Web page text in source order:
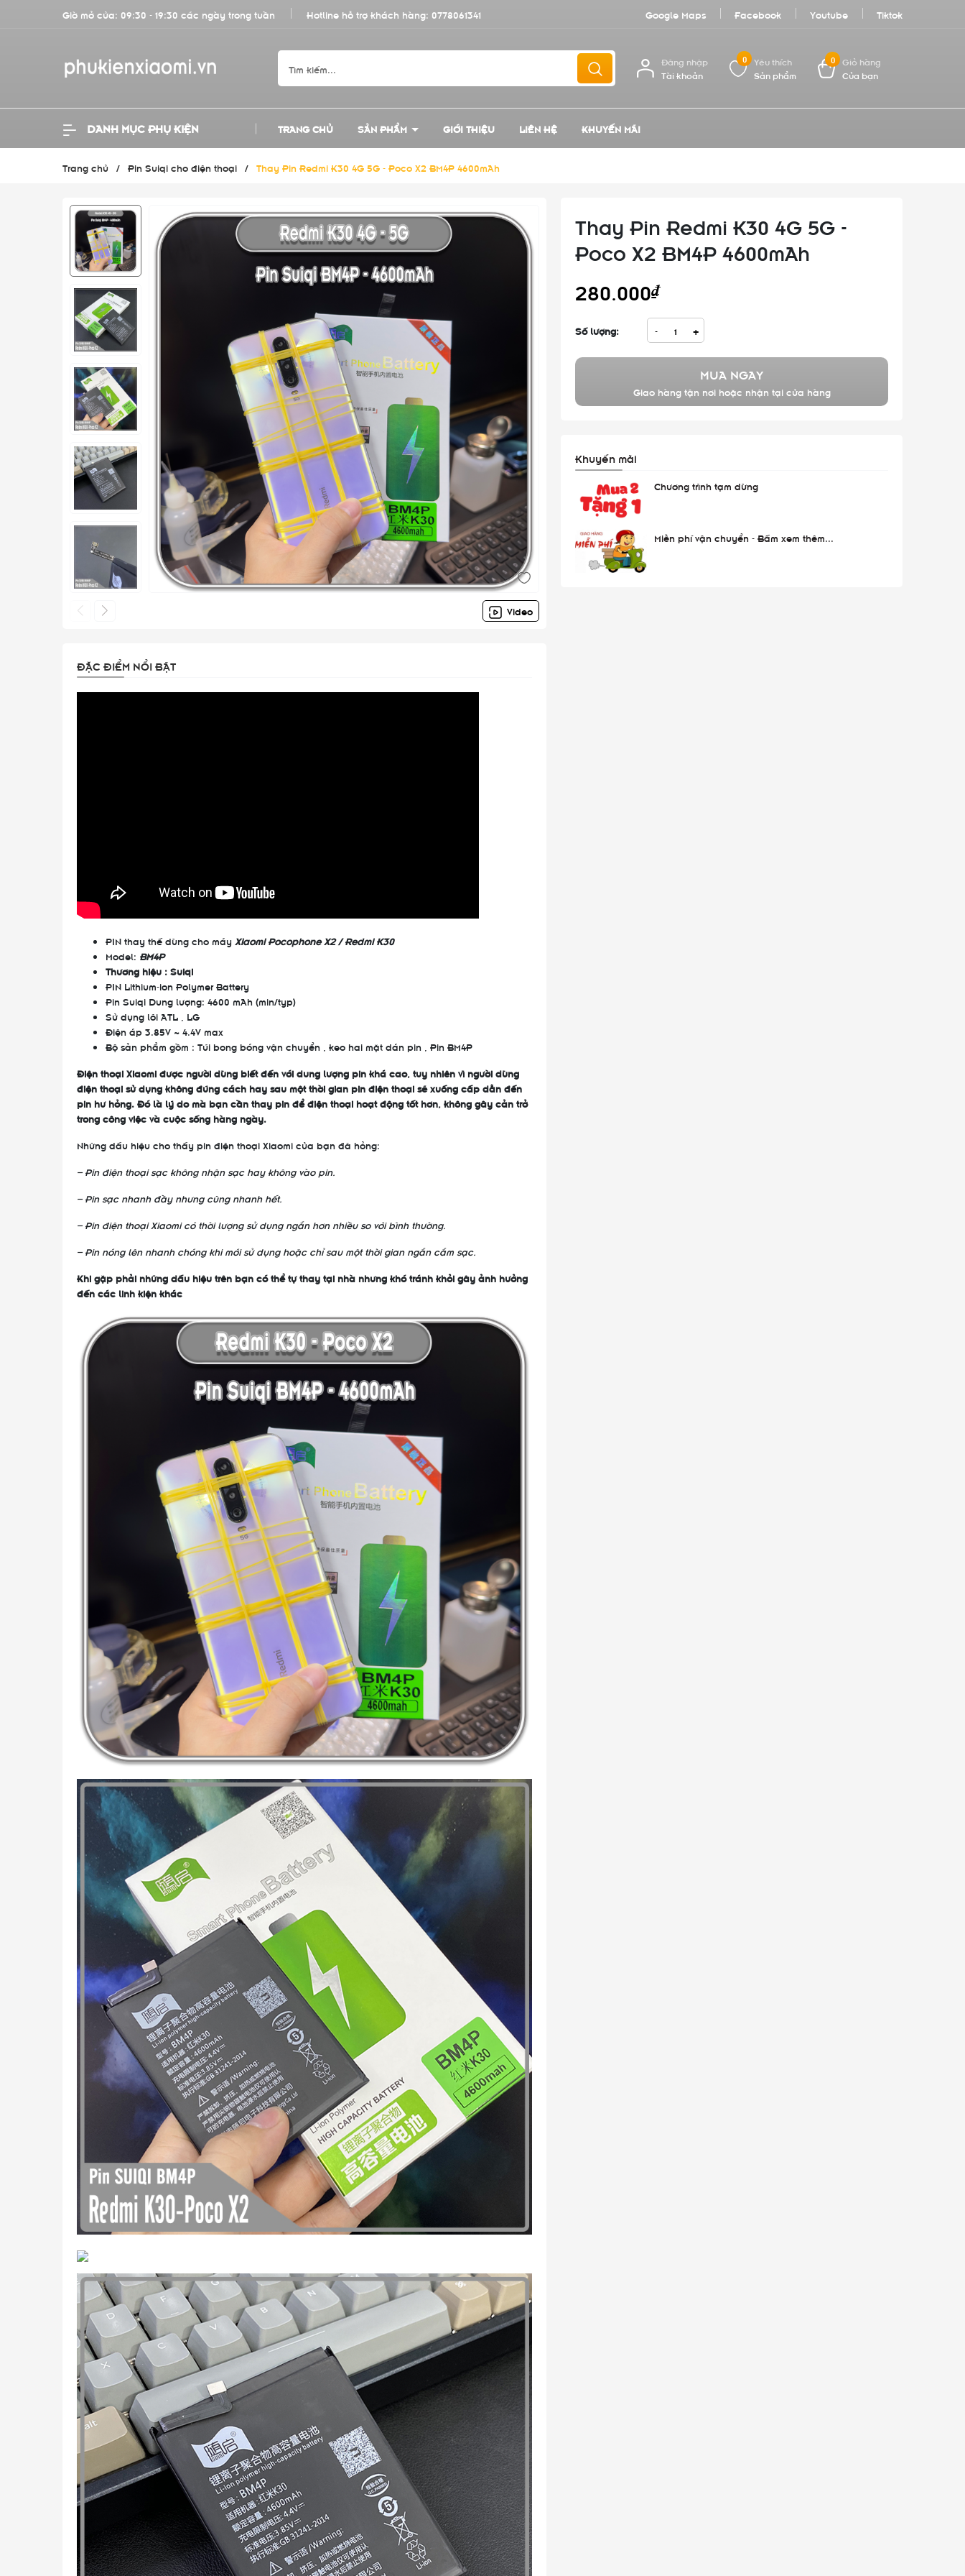
Giờ mở cửa: 09:30 - 19:30 các ngày trong tuần Hotline hỗ trợ khách hàng: 0778061341 Google Maps Facebook Youtube Tiktok
Đăng nhập
Tài khoản
0
Yêu thích
Sản phẩm
0
Giỏ hàng
Của bạn
DANH MỤC PHỤ KIỆN TRANG CHỦ SẢN PHẨM GIỚI THIỆU LIÊN HỆ KHUYẾN MÃI
Trang chủ / Pin Suiqi cho điện thoại / Thay Pin Redmi K30 4G 5G - Poco X2 BM4P 4600mAh
Video
ĐẶC ĐIỂM NỔI BẬT
PIN thay thế dùng cho máy Xiaomi Pocophone X2 / Redmi K30
Model: BM4P
Thương hiệu : Suiqi
PIN Lithium-ion Polymer Battery
Pin Suiqi Dung lượng: 4600 mAh (min/typ)
Sử dụng lõi ATL , LG
Điện áp 3.85V ~ 4.4V max
Bộ sản phẩm gồm : Túi bong bóng vận chuyển , keo hai mặt dán pin , Pin BM4P
Điện thoại Xiaomi được người dùng biết đến với dung lượng pin khá cao, tuy nhiên vì người dùng
điện thoại sử dụng không đúng cách hay sau một thời gian pin điện thoại sẽ xuống cấp dẫn đến
pin hư hỏng. Đó là lý do mà bạn cần thay pin để điện thoại hoạt động tốt hơn, không gây cản trở
trong công việc và cuộc sống hàng ngày.
Những dấu hiệu cho thấy pin điện thoại Xiaomi của bạn đã hỏng:
– Pin điện thoại sạc không nhận sạc hay không vào pin.
– Pin sạc nhanh đầy nhưng cũng nhanh hết.
– Pin điện thoại Xiaomi có thời lượng sử dụng ngắn hơn nhiều so với bình thường.
– Pin nóng lên nhanh chóng khi mới sử dụng hoặc chỉ sau một thời gian ngắn cắm sạc.
Khi gặp phải những dấu hiệu trên bạn có thể tự thay tại nhà nhưng khó tránh khỏi gây ảnh hưởng
đến các linh kiện khác
Thay Pin Redmi K30 4G 5G -
Poco X2 BM4P 4600mAh
280.000₫
Số lượng: - +
MUA NGAY
Giao hàng tận nơi hoặc nhận tại cửa hàng
Khuyến mãi
Chương trình tạm dừng
Miễn phí vận chuyển - Bấm xem thêm...